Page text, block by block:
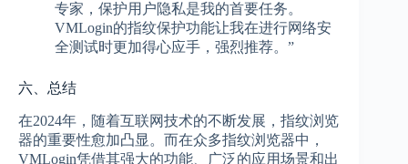
专家，保护用户隐私是我的首要任务。
VMLogin的指纹保护功能让我在进行网络安
全测试时更加得心应手，强烈推荐。”
六、总结
在2024年，随着互联网技术的不断发展，指纹浏览
器的重要性愈加凸显。而在众多指纹浏览器中，
VMLogin凭借其强大的功能、广泛的应用场景和出